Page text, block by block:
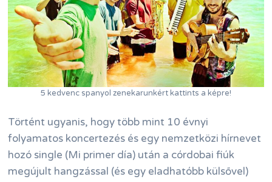
5 kedvenc spanyol zenekarunkért kattints a képre!
Történt ugyanis, hogy több mint 10 évnyi
folyamatos koncertezés és egy nemzetközi hírnevet
hozó single (Mi primer día) után a córdobai fiúk
megújult hangzással (és egy eladhatóbb külsővel)